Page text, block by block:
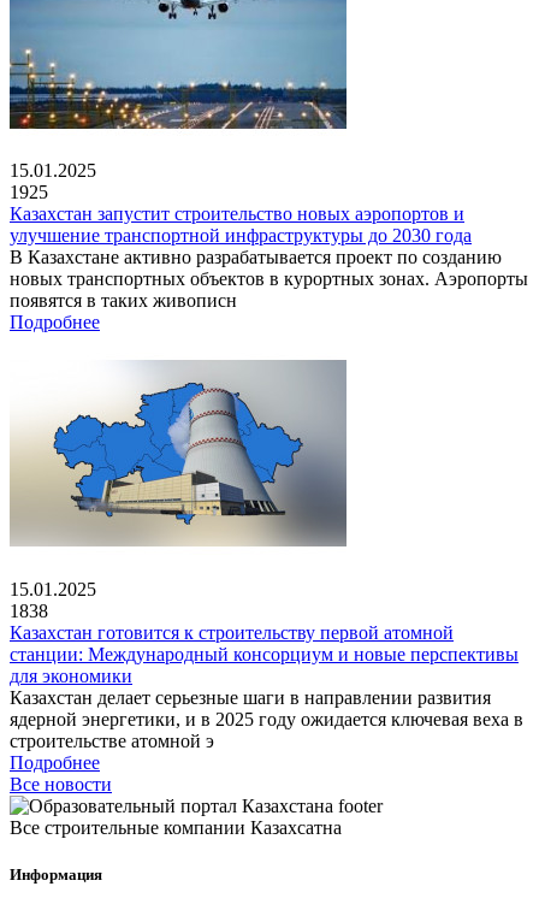
15.01.2025
1925
Казахстан запустит строительство новых аэропортов и
улучшение транспортной инфраструктуры до 2030 года
В Казахстане активно разрабатывается проект по созданию
новых транспортных объектов в курортных зонах. Аэропорты
появятся в таких живописн
Подробнее
15.01.2025
1838
Казахстан готовится к строительству первой атомной
станции: Международный консорциум и новые перспективы
для экономики
Казахстан делает серьезные шаги в направлении развития
ядерной энергетики, и в 2025 году ожидается ключевая веха в
строительстве атомной э
Подробнее
Все новости
Все строительные компании Казахсатна
Информация